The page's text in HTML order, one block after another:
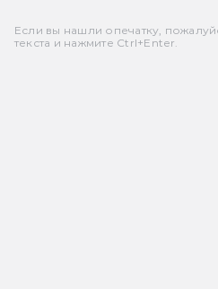
Если вы нашли опечатку,
текста и нажмите Ctrl+Enter.